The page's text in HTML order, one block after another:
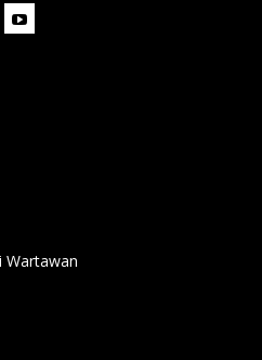
Wartawan